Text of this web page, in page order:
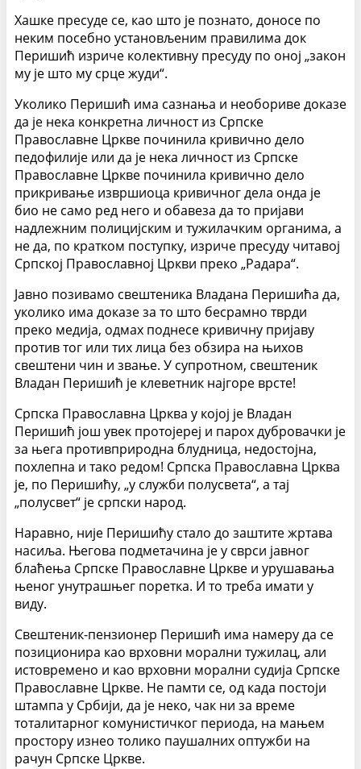
Хашке пресуде се, као што је познато, доносе по
неким посебно установљеним правилима док
Перишић изриче колективну пресуду по оној „закон
му је што му срце жуди“.
Уколико Перишић има сазнања и необориве доказе
да је нека конкретна личност из Српске
Православне Цркве починила кривично дело
педофилије или да је нека личност из Српске
Православне Цркве починила кривично дело
прикривање извршиоца кривичног дела онда је
био не само ред него и обавеза да то пријави
надлежним полицијским и тужилачким органима, а
не да, по кратком поступку, изриче пресуду читавој
Српској Православној Цркви преко „Радара“.
Јавно позивамо свештеника Владана Перишића да,
уколико има доказе за то што бесрамно тврди
преко медија, одмах поднесе кривичну пријаву
против тог или тих лица без обзира на њихов
свештени чин и звање. У супротном, свештеник
Владан Перишић је клеветник најгоре врсте!
Српска Православна Црква у којој је Владан
Перишић још увек протојереј и парох дубровачки је
за њега противприродна блудница, недостојна,
похлепна и тако редом! Српска Православна Црква
је, по Перишићу, „у служби полусвета“, а тај
„полусвет“ је српски народ.
Наравно, није Перишићу стало до заштите жртава
насиља. Његова подметачина је у сврси јавног
блаћења Српске Православне Цркве и урушавања
њеног унутрашњег поретка. И то треба имати у
виду.
Свештеник-пензионер Перишић има намеру да се
позиционира као врховни морални тужилац, али
истовремено и као врховни морални судија Српске
Православне Цркве. Не памти се, од када постоји
штампа у Србији, да је неко, чак ни за време
тоталитарног комунистичког периода, на мањем
простору изнео толико паушалних оптужби на
рачун Српске Цркве.